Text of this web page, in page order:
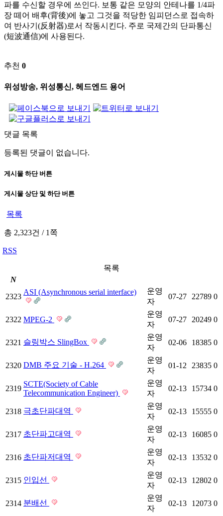
파를 수신할 경우에 쓰인다. 보통 같은 모양의 안테나를 1/4파
장 떼어 배후(背後)에 놓고 그것을 적당한 임피던스로 접속하
여 반사기(反射器)로서 작동시킨다. 주로 국제간의 단파통신
(短波通信)에 사용된다.
추천 0
위성방송, 위성통신, 헤드엔드 용어
댓글 목록
등록된 댓글이 없습니다.
게시물 하단 버튼
게시물 상단 및 하단 버튼
목록
총 2,323건 /1쪽
RSS
목록
N
2323
ASI (Asynchronous serial interface)
운영
자
07-27 22789 0
2322 MPEG-2
운영
자
07-27 20249 0
2321 슬링박스 SlingBox
운영
자
02-06 18385 0
2320 DMB 주요 기술 - H.264
운영
자
01-12 23835 0
2319
SCTE(Society of Cable
Telecommunication Engineer)
운영
자
02-13 15734 0
2318 극초단파대역
운영
자
02-13 15555 0
2317 초단파고대역
운영
자
02-13 16085 0
2316 초단파저대역
운영
자
02-13 13532 0
2315 인입선
운영
자
02-13 12802 0
2314 분배선
운영
자
02-13 12073 0